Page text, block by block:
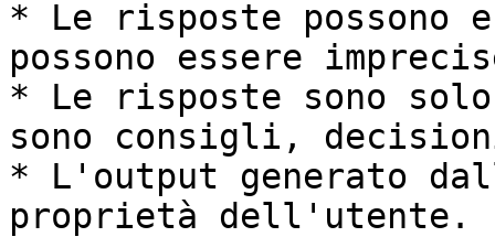
* Le risposte possono
possono essere
* Le risposte sono
sono consigli,
* L'output generato
proprietà dell'utente.